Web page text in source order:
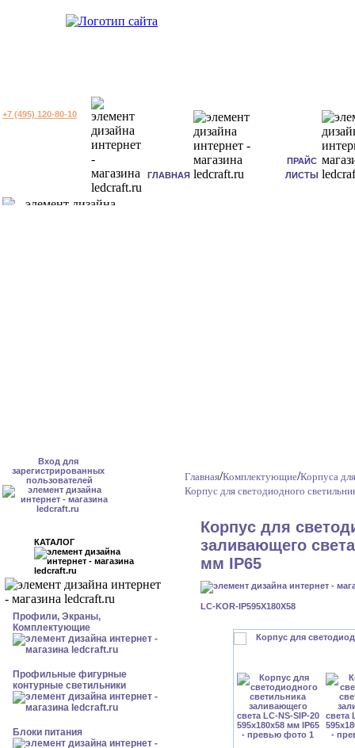
+7 (495) 120-80-10
ГЛАВНАЯ
ПРАЙС
ЛИСТЫ
Вход для
зарегистрированных
пользователей
КАТАЛОГ
Профили, Экраны,
Комплектующие
Профильные фигурные
контурные светильники
Блоки питания
Главная/Комплектующие/Корпуса
Корпус для светодиодного
Корпус для
заливающего
мм IP65
LC-KOR-IP595X180X58